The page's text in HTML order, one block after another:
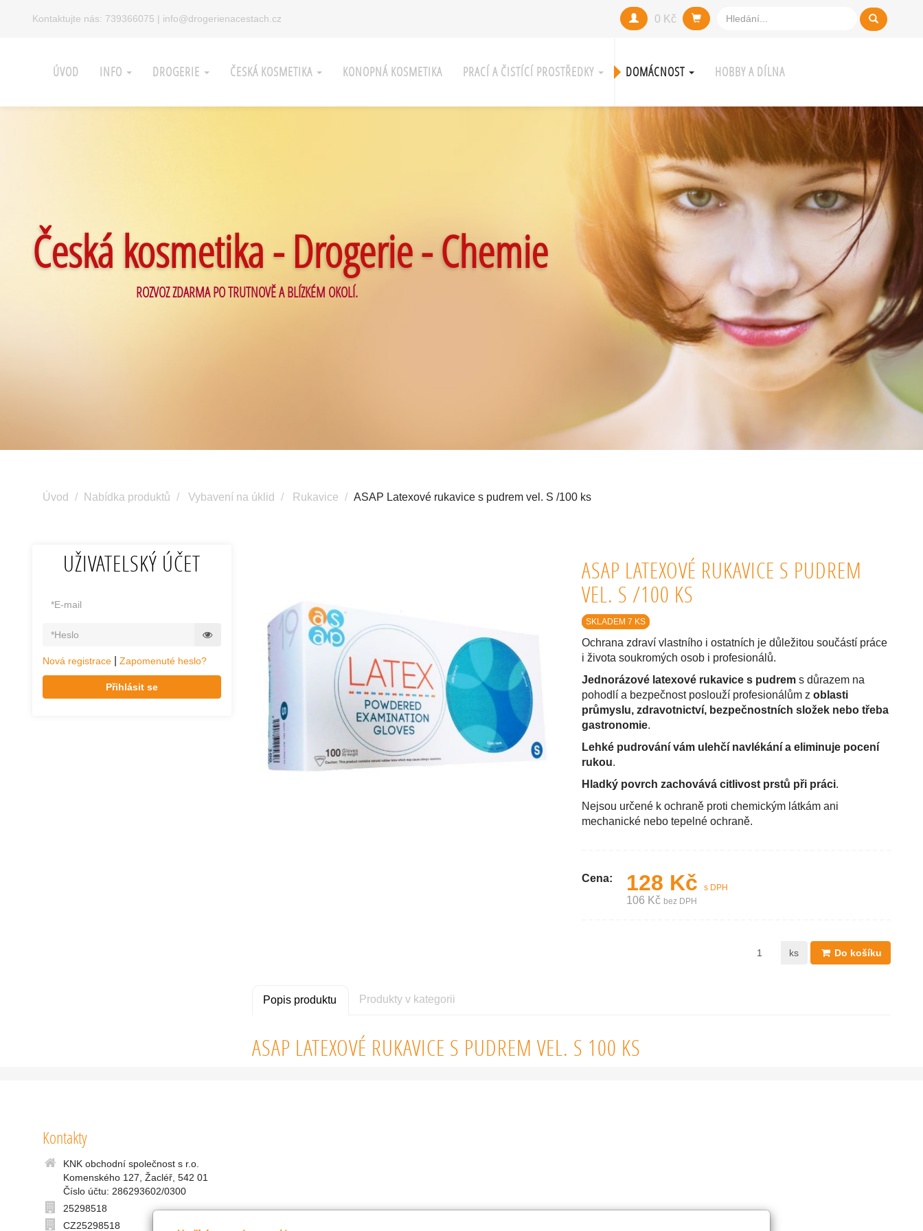
Kontaktujte nás: 739366075 | info@drogerienacestach.cz 0 Kč
ÚVOD INFO DROGERIE ČESKÁ KOSMETIKA KONOPNÁ KOSMETIKA PRACÍ A ČISTÍCÍ PROSTŘEDKY DOMÁCNOST HOBBY A DÍLNA
Česká kosmetika - Drogerie - Chemie
ROZVOZ ZDARMA PO TRUTNOVĚ A BLÍZKÉM OKOLÍ.
Úvod Nabídka produktů Vybavení na úklid Rukavice ASAP Latexové rukavice s pudrem vel. S /100 ks
UŽIVATELSKÝ ÚČET
Nová registrace Zapomenuté heslo?
Přihlásit se
ASAP LATEXOVÉ RUKAVICE S PUDREM
VEL. S /100 KS
SKLADEM 7 KS
Ochrana zdraví vlastního i ostatních je důležitou součástí práce
i života soukromých osob i profesionálů.
Jednorázové latexové rukavice s pudrem s důrazem na
pohodlí a bezpečnost poslouží profesionálům z oblasti
průmyslu, zdravotnictví, bezpečnostních složek nebo třeba
gastronomie.
Lehké pudrování vám ulehčí navlékání a eliminuje pocení
rukou.
Hladký povrch zachovává citlivost prstů při práci.
Nejsou určené k ochraně proti chemickým látkám ani
mechanické nebo tepelné ochraně.
Cena: 128 Kč s DPH
106 Kč bez DPH
ks Do košíku
Popis produktu Produkty v kategorii
ASAP LATEXOVÉ RUKAVICE S PUDREM VEL. S 100 KS
Kontakty
KNK obchodní společnost s r.o.
Komenského 127, Žacléř, 542 01
Číslo účtu: 286293602/0300
25298518
CZ25298518